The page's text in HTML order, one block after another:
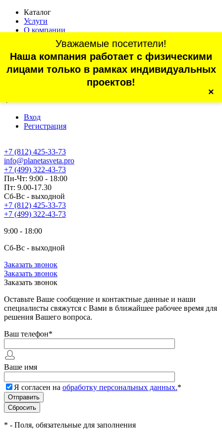
Каталог
Услуги
О компании
Статьи
Контакты
Отзывы
г. Санкт-Петербург, проспект Обуховской Обороны, 70, корп.
Вход
Регистрация
+7 (812) 425-33-73
Уважаемые посетители!
Наша компания работает с физическими
лицами только в рамках индивидуальных
проектов!
×
info@planetasveta.pro
+7 (499) 322-43-73
Пн-Чт: 9:00 - 18:00
Пт: 9.00-17.30
Сб-Вс - выходной
+7 (812) 425-33-73
+7 (499) 322-43-73
9:00 - 18:00
Сб-Вс - выходной
Заказать звонок
Заказать звонок
Заказать звонок
Оставьте Ваше сообщение и контактные данные и наши
специалисты свяжутся с Вами в ближайшее рабочее время для
решения Вашего вопроса.
Ваш телефон*
Ваше имя
Я согласен на обработку персональных данных.*
* - Поля, обязательные для заполнения